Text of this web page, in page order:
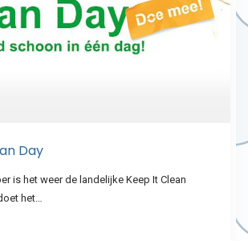
Day
is het weer de landelijke Keep It Clean
het…